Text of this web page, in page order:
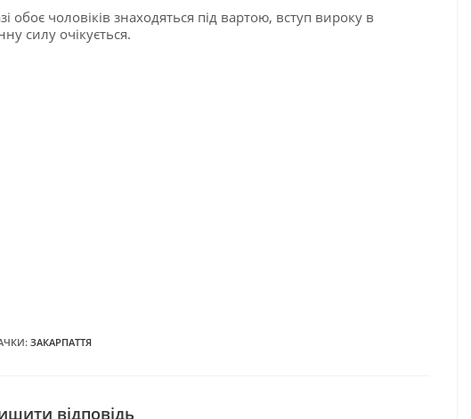
обоє чоловіків знаходяться під вартою, вступ вироку в
силу очікується.
: ЗАКАРПАТТЯ
відповідь